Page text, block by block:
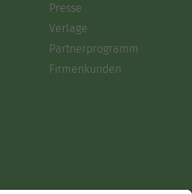
Presse
Verlage
Partnerprogramm
Firmenkunden